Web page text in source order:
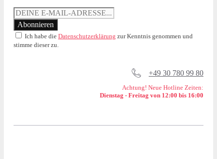
Ich habe die Datenschutzerklärung zur Kenntnis genommen und
stimme dieser zu.
+49 30 780 99 80
Achtung! Neue Hotline Zeiten:
Dienstag - Freitag von 12:00 bis 16:00